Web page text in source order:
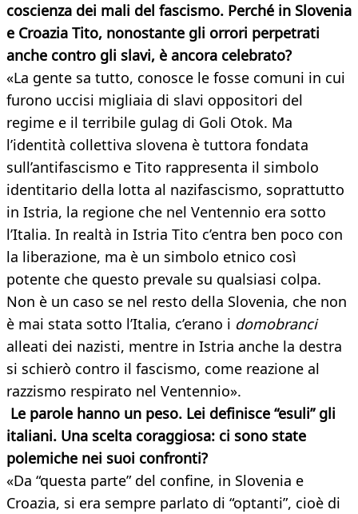
coscienza dei mali del fascismo. Perché in Slovenia
e Croazia Tito, nonostante gli orrori perpetrati
anche contro gli slavi, è ancora celebrato?
«La gente sa tutto, conosce le fosse comuni in cui
furono uccisi migliaia di slavi oppositori del
regime e il terribile gulag di Goli Otok. Ma
l’identità collettiva slovena è tuttora fondata
sull’antifascismo e Tito rappresenta il simbolo
identitario della lotta al nazifascismo, soprattutto
in Istria, la regione che nel Ventennio era sotto
l’Italia. In realtà in Istria Tito c’entra ben poco con
la liberazione, ma è un simbolo etnico così
potente che questo prevale su qualsiasi colpa.
Non è un caso se nel resto della Slovenia, che non
è mai stata sotto l’Italia, c’erano i domobranci
alleati dei nazisti, mentre in Istria anche la destra
si schierò contro il fascismo, come reazione al
razzismo respirato nel Ventennio».
Le parole hanno un peso. Lei definisce “esuli” gli
italiani. Una scelta coraggiosa: ci sono state
polemiche nei suoi confronti?
«Da “questa parte” del confine, in Slovenia e
Croazia, si era sempre parlato di “optanti”, cioè di